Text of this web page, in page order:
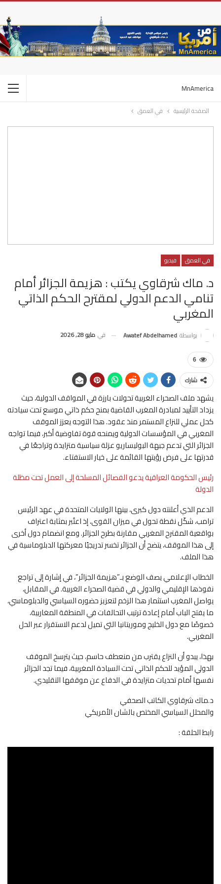
MnAmerica
الصفحة الرئيسية في العمق
في العمق فيديو
د. ماك شرقاوي يكتب : هزيمة الجزائر أمام
تنامي الدعم الدولي لمقترح الحكم الذاتي
المغربي
بواسطة Awatef Abdelhamed في مايو 28, 2026
6
شارك
يشهد ملف الصحراء الغربية تحولات بارزة في المواقف الدولية، حيث
يزداد التأييد لمبادرة المغرب القاضية بمنح حكم ذاتي موسع تحت سيادته
كحل عملي للنزاع المستمر منذ عقود. هذا التوجه يعزز الموقف
المغربي في المؤسسات الدولية ويمنحه قوة تفاوضية أكبر، فيما تواجه
الجزائر التي تدعم جبهة البوليساريو عزلة سياسية متزايدة وتراجعًا في
قدرتها على فرض رؤيتها القائمة على خيار الاستفتاء.
رئيس الحكومة العراقية يدعو الفصائل المسلحة إلى العمل تحت مظلة
الدولة
الدعم الذي أعلنته دول كبرى، بينها الولايات المتحدة في عهد الرئيس
ترامب، شكّل نقطة تحول في ميزان القوى، إذ اعتُبر بمثابة اعتراف
بواقعية المقترح المغربي مقارنة بطرح الجزائر. ومع انضمام دول أخرى
إلى هذا الموقف، يتضح أن الجزائر تخسر تدريجيًا معركتها الدبلوماسية في
هذا الملف.
الخطاب الإعلامي يصف الوضع بـ”هزيمة الجزائر”، في إشارة إلى تراجع
نفوذها الإقليمي والدولي في قضية الصحراء الغربية. في المقابل،
يواصل المغرب استثمار هذا الزخم لتعزيز حضوره السياسي والدبلوماسي،
ما يفتح الباب أمام إعادة ترتيب التحالفات في المنطقة المغاربية،
خصوصًا مع دول الخليج وموريتانيا التي تميل لدعم الاستقرار عبر الحل
المغربي.
بهذا، يبدو أن النزاع يقترب من منعطف حاسم، حيث يترسخ الموقف
الدولي المؤيد للحكم الذاتي تحت السيادة المغربية، فيما تجد الجزائر
نفسها أمام تحديات متزايدة في الدفاع عن موقفها التقليدي.
د.ماك شرقاوي الكاتب الصحفي
والمحلل السياسي المختص بالشان الأمريكي
رابط الحلقة :